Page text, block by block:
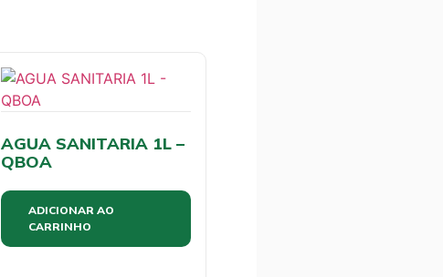
AGUA SANITARIA 1L –
QBOA
ADICIONAR AO
CARRINHO